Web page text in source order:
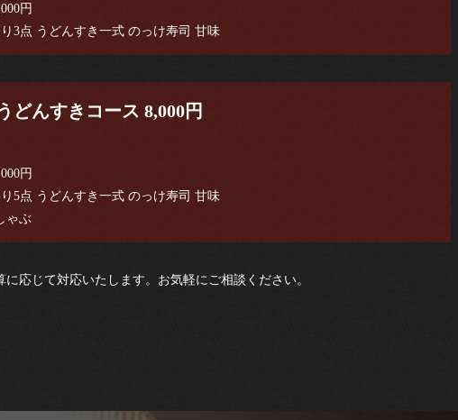
円
3点 うどんすき一式 のっけ寿司 甘味
どんすきコース 8,000円
円
5点 うどんすき一式 のっけ寿司 甘味
ゃぶ
に応じて対応いたします。お気軽にご相談ください。